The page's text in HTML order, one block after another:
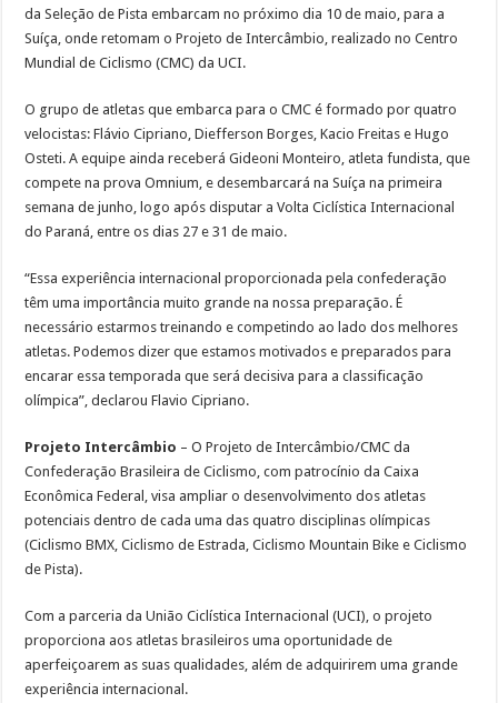
da Seleção de Pista embarcam no próximo dia 10 de maio, para a
Suíça, onde retomam o Projeto de Intercâmbio, realizado no Centro
Mundial de Ciclismo (CMC) da UCI.
O grupo de atletas que embarca para o CMC é formado por quatro
velocistas: Flávio Cipriano, Diefferson Borges, Kacio Freitas e Hugo
Osteti. A equipe ainda receberá Gideoni Monteiro, atleta fundista, que
compete na prova Omnium, e desembarcará na Suíça na primeira
semana de junho, logo após disputar a Volta Ciclística Internacional
do Paraná, entre os dias 27 e 31 de maio.
“Essa experiência internacional proporcionada pela confederação
têm uma importância muito grande na nossa preparação. É
necessário estarmos treinando e competindo ao lado dos melhores
atletas. Podemos dizer que estamos motivados e preparados para
encarar essa temporada que será decisiva para a classificação
olímpica”, declarou Flavio Cipriano.
Projeto Intercâmbio – O Projeto de Intercâmbio/CMC da
Confederação Brasileira de Ciclismo, com patrocínio da Caixa
Econômica Federal, visa ampliar o desenvolvimento dos atletas
potenciais dentro de cada uma das quatro disciplinas olímpicas
(Ciclismo BMX, Ciclismo de Estrada, Ciclismo Mountain Bike e Ciclismo
de Pista).
Com a parceria da União Ciclística Internacional (UCI), o projeto
proporciona aos atletas brasileiros uma oportunidade de
aperfeiçoarem as suas qualidades, além de adquirirem uma grande
experiência internacional.